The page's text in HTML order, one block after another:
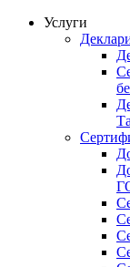
Услуги